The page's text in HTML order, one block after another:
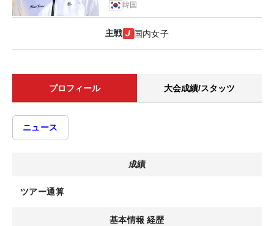
韓国
主戦 国内女子
プロフィール 大会成績/スタッツ
ニュース
成績
ツアー通算
基本情報 経歴